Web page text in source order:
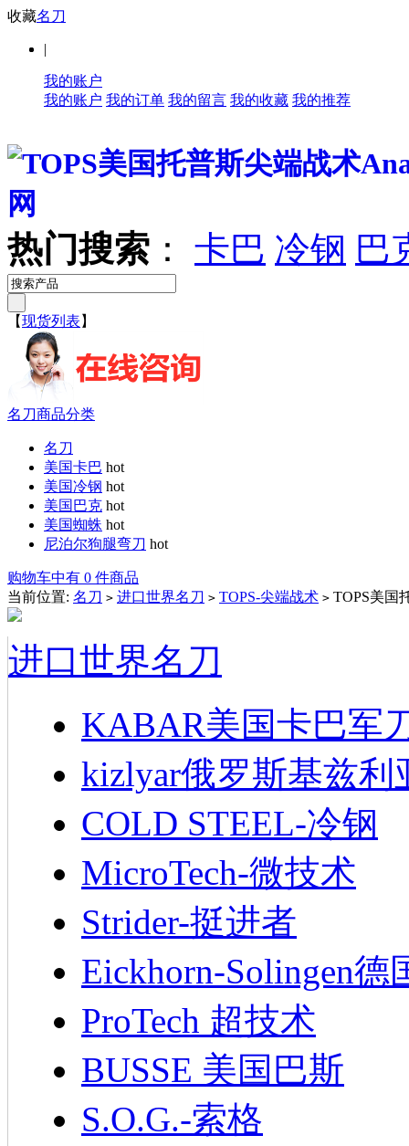
收藏名刀
|
我的账户
我的账户 我的订单 我的留言 我的收藏 我的推荐
热门搜索 ： 卡巴 冷钢 巴
【现货列表 】
名刀商品分类
名刀
美国卡巴 hot
美国冷钢 hot
美国巴克 hot
美国蜘蛛 hot
尼泊尔狗腿弯刀 hot
购物车中有 0 件商品
当前位置: 名刀 > 进口世界名刀 > TOPS-尖端战术 > TOPS美国
进口世界名刀
KABAR美国卡巴军
kizlyar俄罗斯基兹利
COLD STEEL-冷钢
MicroTech-微技术
Strider-挺进者
Eickhorn-Solingen德
ProTech 超技术
BUSSE 美国巴斯
S.O.G.-索格